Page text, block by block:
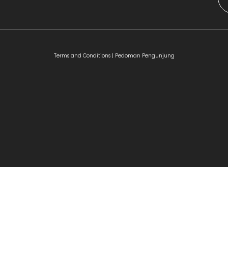
Terms and Conditions | Pedoman Pengunjung